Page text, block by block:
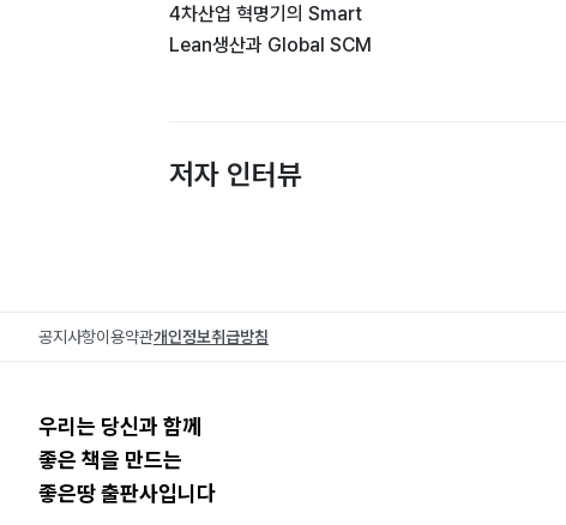
4차산업 혁명기의 Smart
Lean생산과 Global SCM
저자 인터뷰
공지사항이용약관개인정보취급방침
우리는 당신과 함께
좋은 책을 만드는
좋은땅 출판사입니다